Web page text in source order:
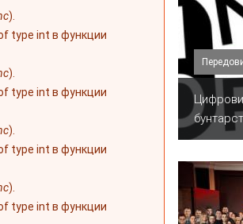
).
type int в функции
).
type int в функции
).
type int в функции
).
type int в функции